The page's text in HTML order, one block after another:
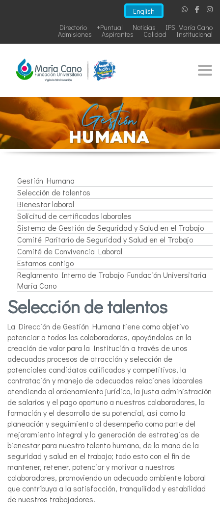
English
IPS María Cano
Noticias
+Puntual
Directorio
Institucional
Calidad
Aspirantes
Admisiones
Gestión Humana
Selección de talentos
Bienestar laboral
Solicitud de certificados laborales
Sistema de Gestión de Seguridad y Salud en el Trabajo
Comité Paritario de Seguridad y Salud en el Trabajo
Comité de Convivencia Laboral
Estamos contigo
Reglamento Interno de Trabajo Fundación Universitaria
María Cano
Selección de talentos
La Dirección de Gestión Humana tiene como objetivo
potenciar a todos los colaboradores, apoyándolos en la
creación de valor para la Institución a través de unos
adecuados procesos de atracción y selección de
potenciales candidatos calificados y competitivos, la
contratación y manejo de adecuadas relaciones laborales
atendiendo al ordenamiento jurídico, la justa administración
de salarios y el pago oportuno a nuestros colaboradores, la
formación y el desarrollo de su potencial, así como la
planeación y seguimiento al desempeño como parte del
mejoramiento integral y la generación de estrategias de
bienestar para nuestro talento humano, de la mano de la
seguridad y salud en el trabajo; todo esto con el fin de
mantener, retener, potenciar y motivar a nuestros
colaboradores, promoviendo un adecuado ambiente laboral
que contribuya a la satisfacción, tranquilidad y estabilidad
de nuestros trabajadores.